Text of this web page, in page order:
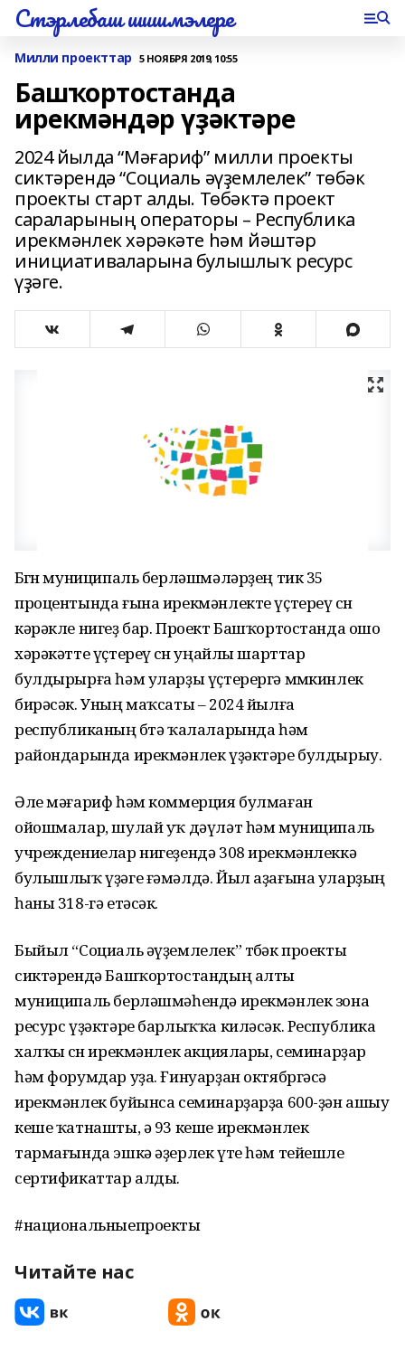
Стэрлебаш шишмэлере
Милли проекттар 5 НОЯБРЯ 2019, 10:55
Башҡортостанда
ирекмәндәр үҙәктәре
2024 йылда “Мәғариф” милли проекты
сиктәрендә “Социаль әүҙемлелек” төбәк
проекты старт алды. Төбәктә проект
сараларының операторы – Республика
ирекмәнлек хәрәкәте һәм йәштәр
инициативаларына булышлыҡ ресурс
үҙәге.
Бөгөн муниципаль берләшмәләрҙең тик 35
процентында ғына ирекмәнлекте үҫтереү өсөн
кәрәкле нигеҙ бар. Проект Башҡортостанда ошо
хәрәкәтте үҫтереү өсөн уңайлы шарттар
булдырырға һәм уларҙы үҫтерергә мөмкинлек
бирәсәк. Уның маҡсаты – 2024 йылға
республиканың бөтә ҡалаларында һәм
райондарында ирекмәнлек үҙәктәре булдырыу.
Әле мәғариф һәм коммерция булмаған
ойошмалар, шулай уҡ дәүләт һәм муниципаль
учреждениелар нигеҙендә 308 ирекмәнлеккә
булышлыҡ үҙәге ғәмәлдә. Йыл аҙағына уларҙың
һаны 318-гә етәсәк.
Быйыл “Социаль әүҙемлелек” төбәк проекты
сиктәрендә Башҡортостандың алты
муниципаль берләшмәһендә ирекмәнлек зона
ресурс үҙәктәре барлыҡҡа киләсәк. Республика
халҡы өсөн ирекмәнлек акциялары, семинарҙар
һәм форумдар уҙа. Ғинуарҙан октябргәсә
ирекмәнлек буйынса семинарҙарҙа 600-ҙән ашыу
кеше ҡатнашты, ә 93 кеше ирекмәнлек
тармағында эшкә әҙерлек үте һәм тейешле
сертификаттар алды.
#национальныепроекты
Читайте нас